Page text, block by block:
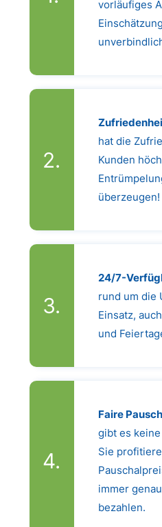
vorläufiges
hat die
Kunden
überzeugen!
24/7-
rund um die
Einsatz,
und
Faire
gibt es
Sie
immer
bezahlen.